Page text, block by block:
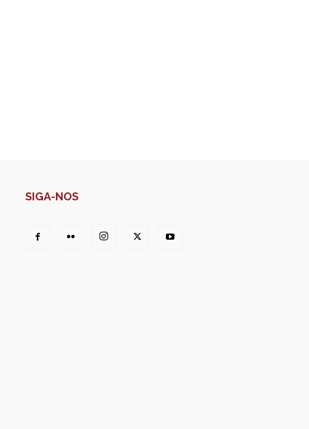
SIGA-NOS